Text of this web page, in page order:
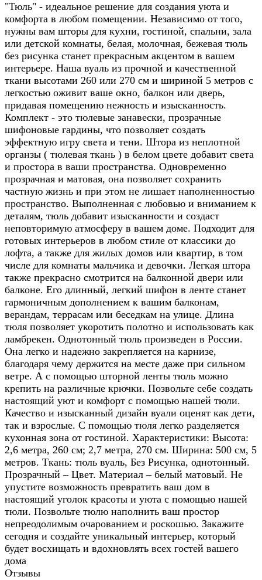
"Тюль" - идеальное решение для создания уюта и
комфорта в любом помещении. Независимо от того,
нужны вам шторы для кухни, гостиной, спальни, зала
или детской комнаты, белая, молочная, бежевая тюль
без рисунка станет прекрасным акцентом в вашем
интерьере. Наша вуаль из прочной и качественной
ткани высотами 260 или 270 см и шириной 5 метров с
легкостью оживит ваше окно, балкон или дверь,
придавая помещению нежность и изысканность.
Комплект - это тюлевые занавески, прозрачные
шифоновые гардины, что позволяет создать
эффектную игру света и тени. Штора из неплотной
органзы ( тюлевая ткань ) в белом цвете добавит света
и простора в ваши пространства. Одновременно
прозрачная и матовая, она позволяет сохранить
частную жизнь и при этом не лишает наполненностью
пространство. Выполненная с любовью и вниманием к
деталям, тюль добавит изысканности и создаст
неповторимую атмосферу в вашем доме. Подходит для
готовых интерьеров в любом стиле от классики до
лофта, а также для жилых домов или квартир, в том
числе для комнаты мальчика и девочки. Легкая штора
также прекрасно смотрится на балконной двери или
балконе. Его длинный, легкий шифон в ленте станет
гармоничным дополнением к вашим балконам,
верандам, террасам или беседкам на улице. Длина
тюля позволяет укоротить полотно и использовать как
ламбрекен. Однотонный тюль произведен в России.
Она легко и надежно закрепляется на карнизе,
благодаря чему держится на месте даже при сильном
ветре. А с помощью шторной ленты тюль можно
крепить на различные крючки. Позвольте себе создать
настоящий уют и комфорт с помощью нашей тюли.
Качество и изысканный дизайн вуали оценят как дети,
так и взрослые. С помощью тюля легко разделяется
кухонная зона от гостиной. Характеристики: Высота:
2,6 метра, 260 см; 2,7 метра, 270 см. Ширина: 500 см, 5
метров. Ткань: тюль вуаль, Без Рисунка, однотонный.
Прозрачный – Цвет. Материал – белый матовый. Не
упустите возможность превратить ваш дом в
настоящий уголок красоты и уюта с помощью нашей
тюли. Позвольте тюлю наполнить ваш простор
непреодолимым очарованием и роскошью. Закажите
сегодня и создайте уникальный интерьер, который
будет восхищать и вдохновлять всех гостей вашего
дома
Отзывы